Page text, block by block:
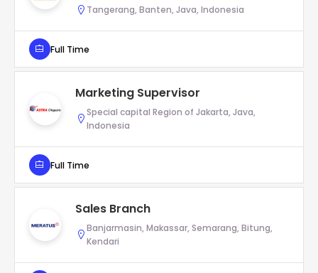
Tangerang, Banten, Java, Indonesia
Full Time
Marketing Supervisor
Special capital Region of Jakarta, Java,
Indonesia
Full Time
Sales Branch
Banjarmasin, Makassar, Semarang, Bitung,
Kendari